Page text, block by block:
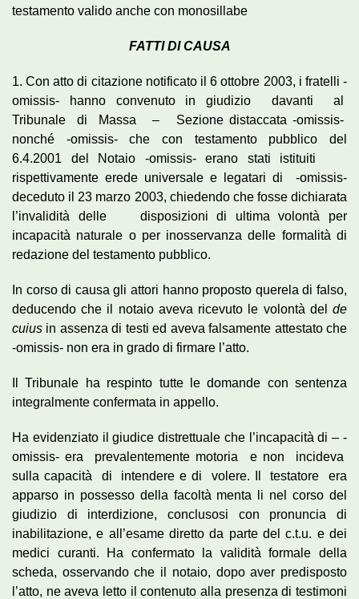
testamento valido anche con monosillabe
FATTI DI CAUSA
1. Con atto di citazione notificato il 6 ottobre 2003, i fratelli -
omissis- hanno convenuto in giudizio davanti al
Tribunale di Massa – Sezione distaccata -omissis-
nonché -omissis- che con testamento pubblico del
6.4.2001 del Notaio -omissis- erano stati istituiti
rispettivamente erede universale e legatari di -omissis-
deceduto il 23 marzo 2003, chiedendo che fosse dichiarata
l’invalidità delle disposizioni di ultima volontà per
incapacità naturale o per inosservanza delle formalità di
redazione del testamento pubblico.
In corso di causa gli attori hanno proposto querela di falso,
deducendo che il notaio aveva ricevuto le volontà del de
cuius in assenza di testi ed aveva falsamente attestato che
-omissis- non era in grado di firmare l’atto.
Il Tribunale ha respinto tutte le domande con sentenza
integralmente confermata in appello.
Ha evidenziato il giudice distrettuale che l’incapacità di – -
omissis- era prevalentemente motoria e non incideva
sulla capacità di intendere e di volere. Il testatore era
apparso in possesso della facoltà menta li nel corso del
giudizio di interdizione, conclusosi con pronuncia di
inabilitazione, e all’esame diretto da parte del c.t.u. e dei
medici curanti. Ha confermato la validità formale della
scheda, osservando che il notaio, dopo aver predisposto
l’atto, ne aveva letto il contenuto alla presenza di testimoni